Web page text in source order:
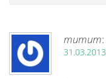
mumum: